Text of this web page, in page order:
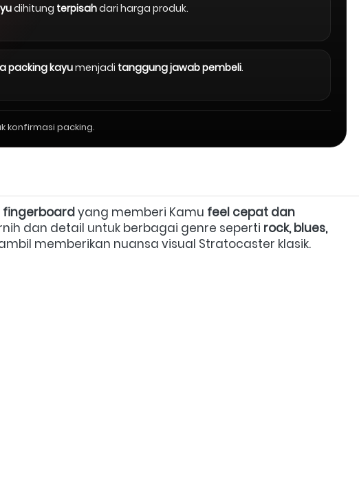
dihitung terpisahdari harga produk.
packing kayumenjadi tanggung jawab pembeli.
konfirmasi packing.
fingerboard yang memberi Kamu feel cepat dan
dan detail untuk berbagai genre seperti rock, blues,